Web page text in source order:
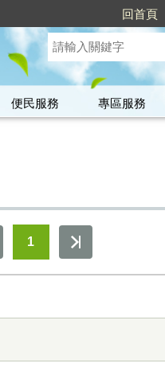
回首頁
便民服務
專區服務
1